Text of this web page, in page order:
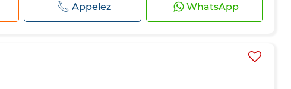
Appelez WhatsApp